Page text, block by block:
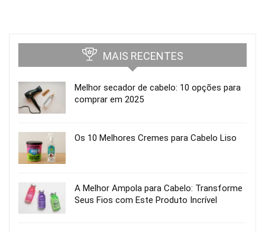
MAIS RECENTES
Melhor secador de cabelo: 10 opções para
comprar em 2025
Os 10 Melhores Cremes para Cabelo Liso
A Melhor Ampola para Cabelo: Transforme
Seus Fios com Este Produto Incrível